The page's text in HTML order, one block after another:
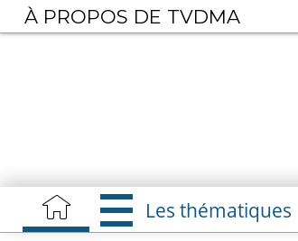
Aller
au
Les thématiques
À PROPOS DE TVDMA